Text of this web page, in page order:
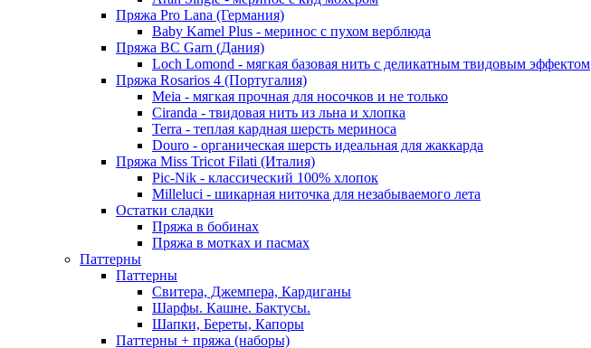
Пряжа Pro Lana (Германия)
Baby Kamel Plus - меринос с пухом верблюда
Пряжа BC Garn (Дания)
Loch Lomond - мягкая базовая нить с деликатным твидовым эффектом
Пряжа Rosarios 4 (Португалия)
Meia - мягкая прочная для носочков и не только
Ciranda - твидовая нить из льна и хлопка
Terra - теплая кардная шерсть мериноса
Douro - органическая шерсть идеальная для жаккарда
Пряжа Miss Tricot Filati (Италия)
Pic-Nik - классический 100% хлопок
Milleluci - шикарная ниточка для незабываемого лета
Остатки сладки
Пряжа в бобинах
Пряжа в мотках и пасмах
Паттерны
Паттерны
Свитера, Джемпера, Кардиганы
Шарфы. Кашне. Бактусы.
Шапки, Береты, Капоры
Паттерны + пряжа (наборы)